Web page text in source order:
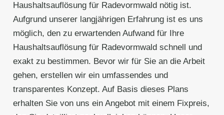
Haushaltsauflösung für Radevormwald nötig ist.
Aufgrund unserer langjährigen Erfahrung ist es uns
möglich, den zu erwartenden Aufwand für Ihre
Haushaltsauflösung für Radevormwald schnell und
exakt zu bestimmen. Bevor wir für Sie an die Arbeit
gehen, erstellen wir ein umfassendes und
transparentes Konzept. Auf Basis dieses Plans
erhalten Sie von uns ein Angebot mit einem Fixpreis,